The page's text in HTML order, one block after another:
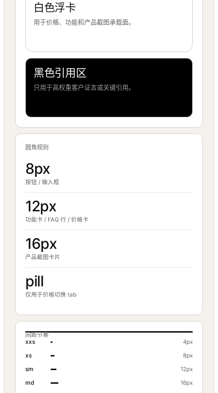
白色浮卡
用于价格、功能和产品截图承载面。
黑色引用区
只用于高权重客户证言或关键引用。
圆角规则
8px
按钮 / 输入框
12px
功能卡 / FAQ 行 / 价格卡
16px
产品截图卡片
pill
仅用于价格切换 tab
间距节奏
xxs
4px
xs 8px
sm 12px
md 16px